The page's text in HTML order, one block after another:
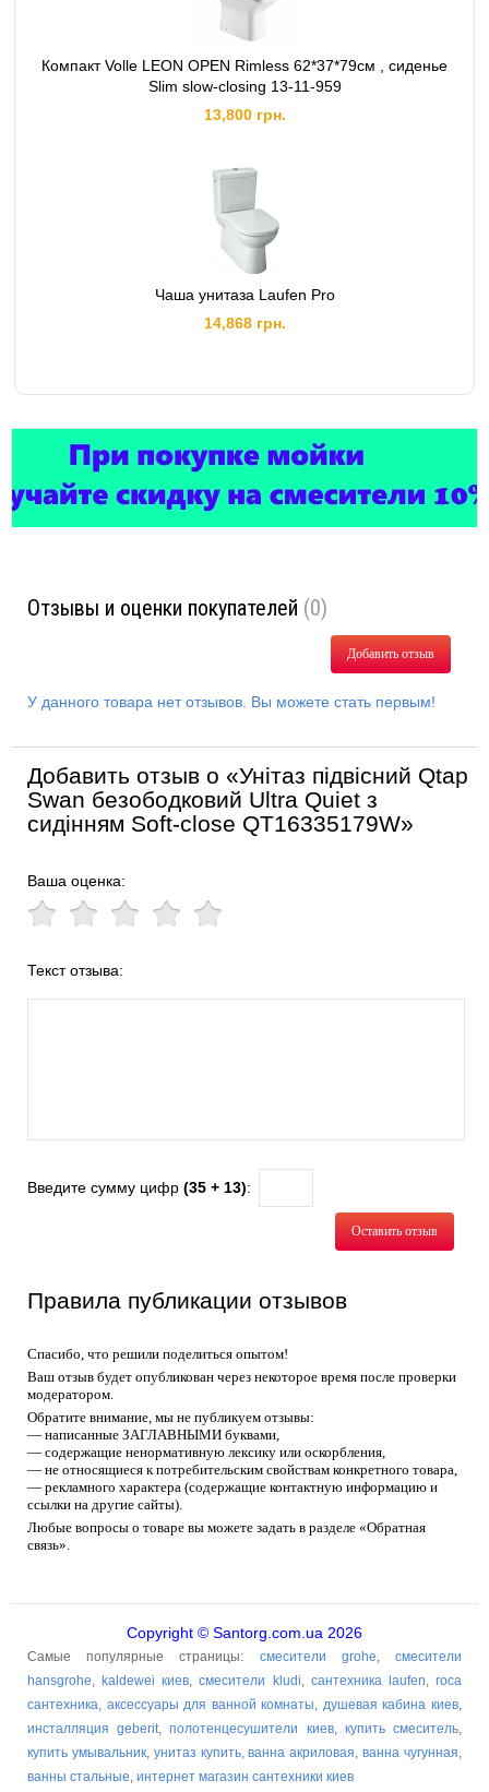
Компакт Volle LEON OPEN Rimless 62*37*79см , сиденье
Slim slow-closing 13-11-959
13,800 грн.
Чаша унитаза Laufen Pro
14,868 грн.
Отзывы и оценки покупателей (0)
Добавить отзыв
У данного товара нет отзывов. Вы можете стать первым!
Добавить отзыв о «Унітаз підвісний Qtap
Swan безободковий Ultra Quiet з
сидінням Soft-close QT16335179W»
Ваша оценка:
Текст отзыва:
Введите сумму цифр (35 + 13):
Оставить отзыв
Правила публикации отзывов
Спасибо, что решили поделиться опытом!
Ваш отзыв будет опубликован через некоторое время после проверки
модератором.
Обратите внимание, мы не публикуем отзывы:
— написанные ЗАГЛАВНЫМИ буквами,
— содержащие ненормативную лексику или оскорбления,
— не относящиеся к потребительским свойствам конкретного товара,
— рекламного характера (содержащие контактную информацию и
ссылки на другие сайты).
Любые вопросы о товаре вы можете задать в разделе «Обратная
связь».
Copyright © Santorg.com.ua 2026
Самые популярные страницы: смесители grohe,смесители
hansgrohe, kaldewei киев,смесители kludi, сантехника laufen,roca
сантехника, аксессуары для ванной комнаты, душевая кабина киев,
инсталляция geberit,полотенцесушители киев, купить смеситель,
купить умывальник, унитаз купить,ванна акриловая,ванна чугунная,
ванны стальные, интернет магазин сантехники киев